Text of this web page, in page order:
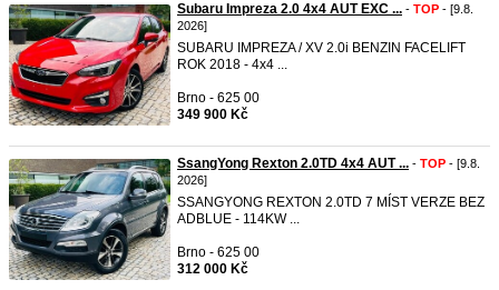
Subaru Impreza 2.0 4x4 AUT EXC ... - TOP - [9.8.
2026]
SUBARU IMPREZA / XV 2.0i BENZIN FACELIFT
ROK 2018 - 4x4 ...
Brno - 625 00
349 900 Kč
SsangYong Rexton 2.0TD 4x4 AUT ... - TOP - [9.8.
2026]
SSANGYONG REXTON 2.0TD 7 MÍST VERZE BEZ
ADBLUE - 114KW ...
Brno - 625 00
312 000 Kč